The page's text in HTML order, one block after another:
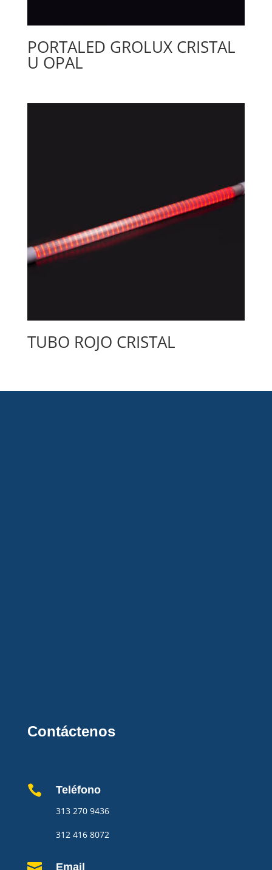
PORTALED GROLUX CRISTAL
U OPAL
TUBO ROJO CRISTAL
Contáctenos
 Teléfono
313 270 9436
312 416 8072
Email